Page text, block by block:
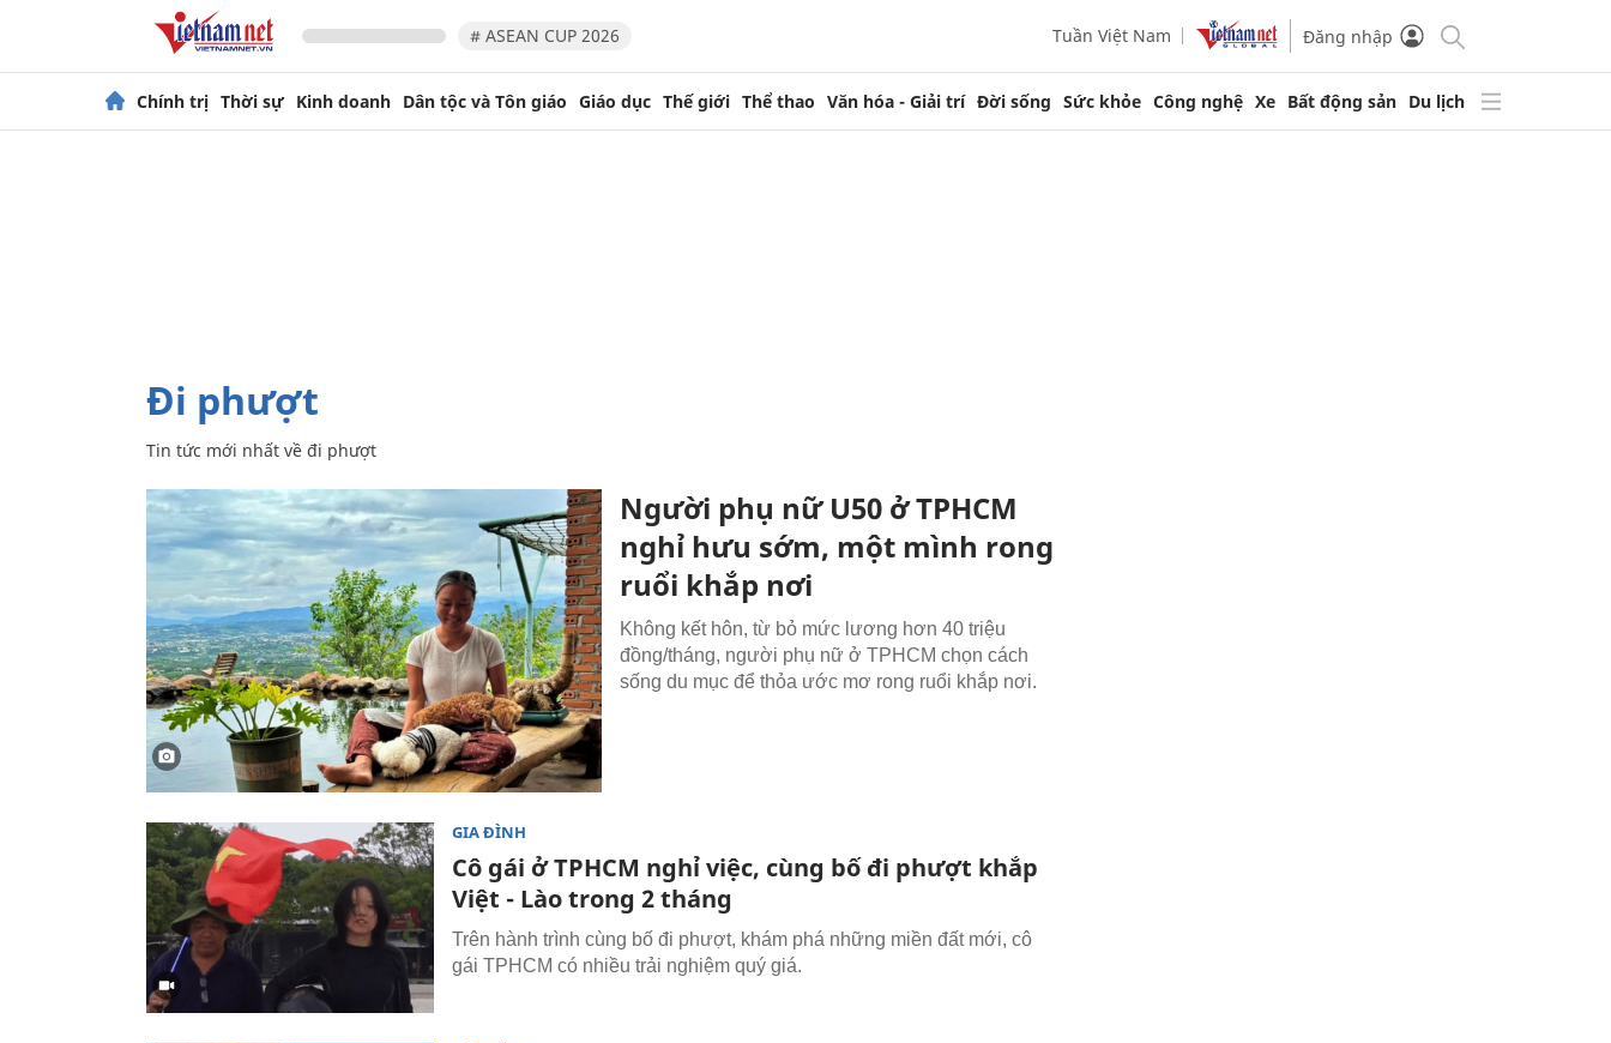
# ASEAN CUP 2026 Tuần Việt Nam Đăng nhập
Chính trị Thời sự Kinh doanh Dân tộc và Tôn giáo Giáo dục Thế giới Thể thao Văn hóa - Giải trí Đời sống Sức khỏe Công nghệ Xe Bất động sản Du lịch
đi phượt
Tin tức mới nhất về đi phượt
Người phụ nữ U50 ở TPHCM
nghỉ hưu sớm, một mình rong
ruổi khắp nơi
Không kết hôn, từ bỏ mức lương hơn 40 triệu
đồng/tháng, người phụ nữ ở TPHCM chọn cách
sống du mục để thỏa ước mơ rong ruổi khắp nơi.
GIA ĐÌNH
Cô gái ở TPHCM nghỉ việc, cùng bố đi phượt khắp
Việt - Lào trong 2 tháng
Trên hành trình cùng bố đi phượt, khám phá những miền đất mới, cô
gái TPHCM có nhiều trải nghiệm quý giá.